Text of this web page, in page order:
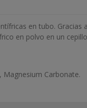
en tubo.
en polvo en un
Magnesium Carbonate.